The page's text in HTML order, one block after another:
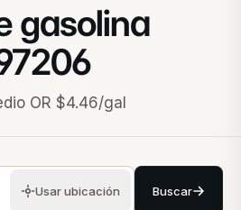
gasolina
OR $4.46/gal
Usar ubicación Buscar